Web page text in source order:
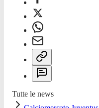
Tutte le news